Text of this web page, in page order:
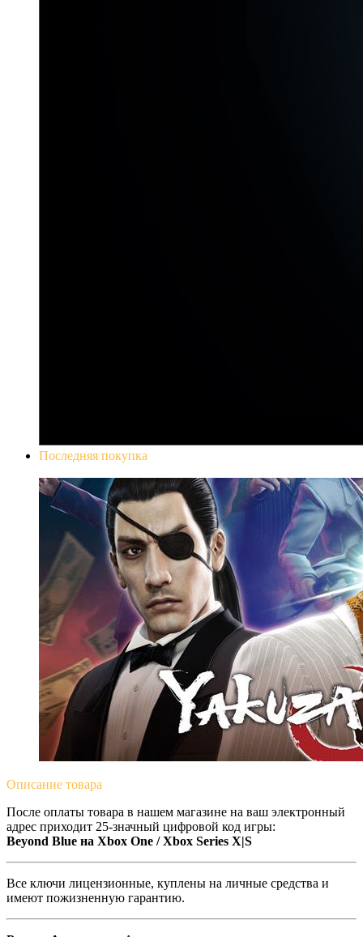
Последняя покупка
Описание товара
После оплаты товара в нашем магазине на ваш электронный
адрес приходит 25-значный цифровой код игры:
Beyond Blue на Xbox One / Xbox Series X|S
Все ключи лицензионные, куплены на личные средства и
имеют пожизненную гарантию.